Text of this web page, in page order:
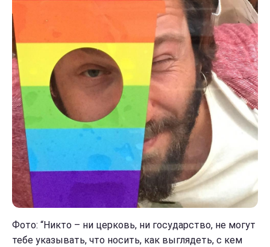
Фото: “Никто – ни церковь, ни государство, не могут
тебе указывать, что носить, как выглядеть, с кем